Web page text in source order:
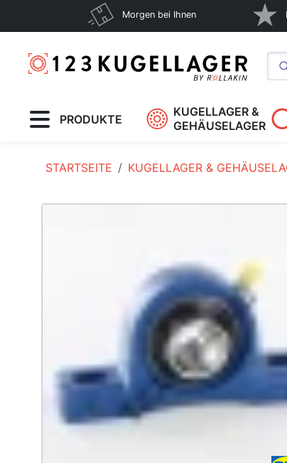
Morgen bei Ihnen
PRODUKTE
KUGELLAGER &
GEHÄUSELAGER
STARTSEITE KUGELLAGER &